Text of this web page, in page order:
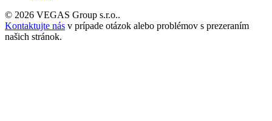
© 2026 VEGAS Group s.r.o..
Kontaktujte nás v prípade otázok alebo problémov s prezeraním
našich stránok.